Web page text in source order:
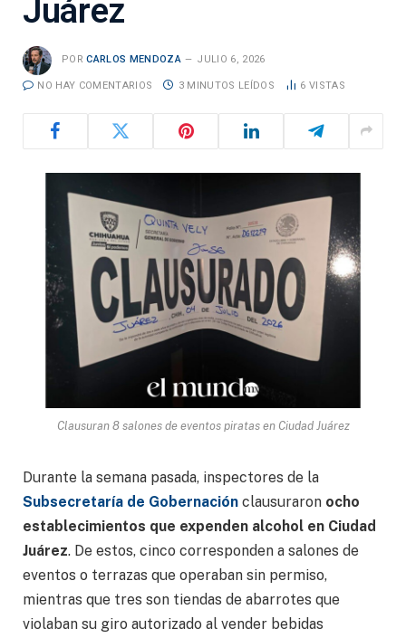
Juárez
POR CARLOS MENDOZA JULIO 6, 2026
NO HAY COMENTARIOS 3 MINUTOS LEÍDOS 6 VISTAS
Clausuran 8 salones de eventos piratas en Ciudad Juárez
Durante la semana pasada, inspectores de la
Subsecretaría de Gobernación clausuraron ocho
establecimientos que expenden alcohol en Ciudad
Juárez. De estos, cinco corresponden a salones de
eventos o terrazas que operaban sin permiso,
mientras que tres son tiendas de abarrotes que
violaban su giro autorizado al vender bebidas